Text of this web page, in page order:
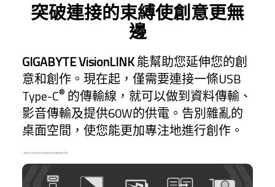
突破連接的束縛使創意更無
邊
GIGABYTE VisionLINK能幫助您延伸您的創
意和創作。現在起，僅需要連接一條USB
Type-C® 的傳輸線，就可以做到資料傳輸、
影音傳輸及提供60W的供電。告別雜亂的
桌面空間，使您能更加專注地進行創作。
* 相容性可能會因系統配置和設備規格而異。